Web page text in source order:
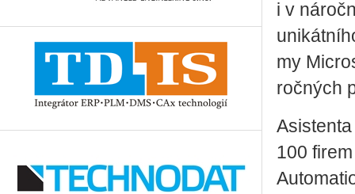
i v
my
roč­ných
100